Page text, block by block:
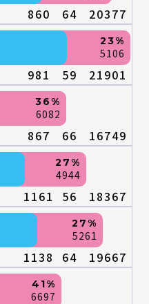
860 64 20377
5106
23%
981 59 21901
6082
36%
867 66 16749
4944
27%
1161 56 18367
5261
27%
1138 64 19667
6697
41%